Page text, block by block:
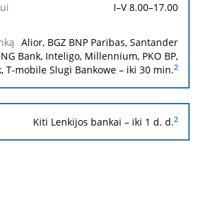
I–V 8.00–17.00
Alior, BGZ BNP Paribas, Santander
Bank, Inteligo, Millennium, PKO BP,
T-mobile Slugi Bankowe – iki 30 min.2
Kiti Lenkijos bankai – iki 1 d. d.2